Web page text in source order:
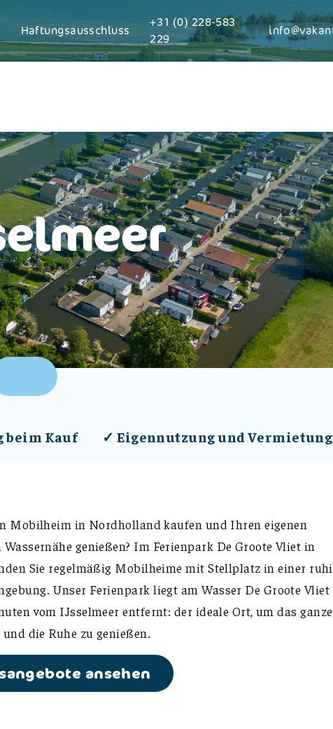
Haftungsausschluss
+31 (0) 228-583
229
beim Kauf ✓ Eigennutzung und
Mobilheim in Nordholland kaufen und Ihren eigenen
genießen? Im Ferienpark De Groote Vliet in
Sie regelmäßig Mobilheime mit Stellplatz in einer
Unser Ferienpark liegt am Wasser De Groote Vliet
vom IJsselmeer entfernt: der ideale Ort, um das
die Ruhe zu genießen.
ansehen